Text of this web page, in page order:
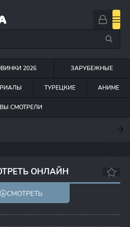
2026 ЗАРУБЕЖНЫЕ
ТУРЕЦКИЕ АНИМЕ
ВЫ СМОТРЕЛИ
ОНЛАЙН
СМОТРЕТЬ